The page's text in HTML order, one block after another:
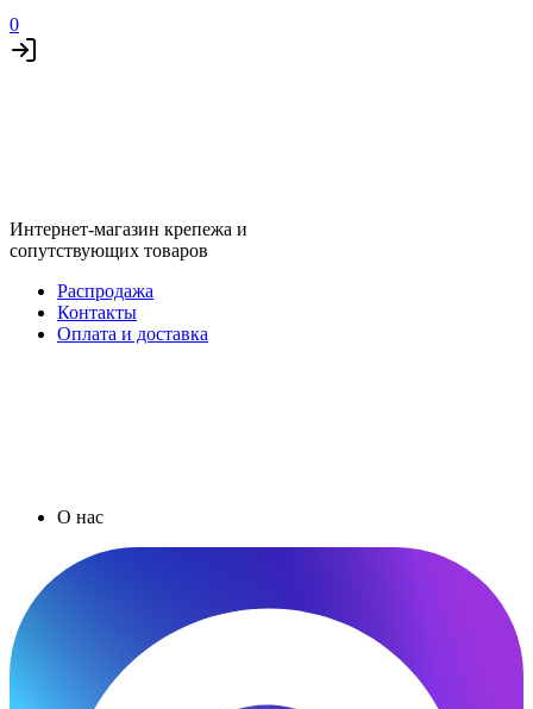
0
Интернет-магазин крепежа и
сопутствующих товаров
Распродажа
Контакты
Оплата и доставка
О нас